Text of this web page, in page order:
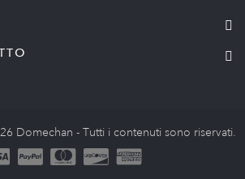
Domechan - Tutti i contenuti sono riservati.